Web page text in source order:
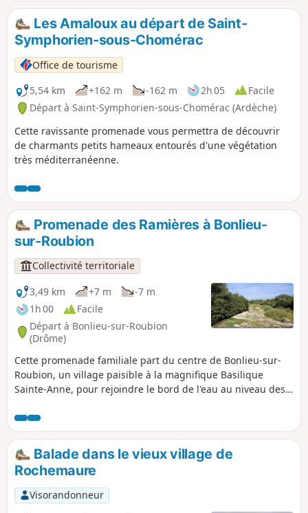
Les Amaloux au départ de Saint-
Symphorien-sous-Chomérac
Office de tourisme
5,54 km
+162 m -162 m 2h 05
Facile
Départ à Saint-Symphorien-sous-Chomérac (Ardèche)
Cette ravissante promenade vous permettra de découvrir
de charmants petits hameaux entourés d'une végétation
très méditerranéenne.
Promenade des Ramières à Bonlieu-
sur-Roubion
Collectivité territoriale
3,49 km
+7 m
-7 m
1h 00
Facile
Départ à Bonlieu-sur-Roubion
(Drôme)
Cette promenade familiale part du centre de Bonlieu-sur-
Roubion, un village paisible à la magnifique Basilique
Sainte-Anne, pour rejoindre le bord de l'eau au niveau des
Balade dans le vieux village de
Rochemaure
Visorandonneur